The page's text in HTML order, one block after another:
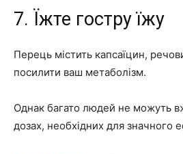
7. Їжте гостру їжу
Перець містить капсаїцин,
посилити ваш метаболізм.
Однак багато людей не можуть
дозах, необхідних для значного